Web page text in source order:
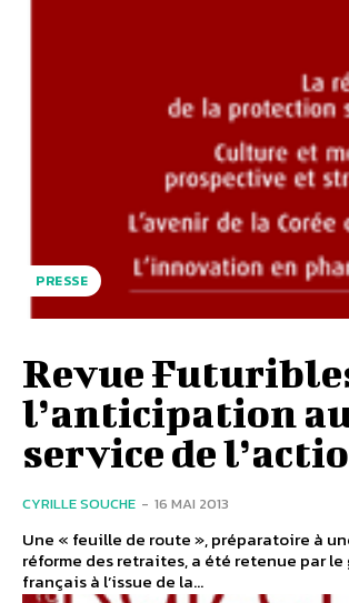
PRESSE
Revue
l’anticipation
service de
CYRILLE SOUCHE - 16 MAI 2013
Une « feuille de route », préparatoire à
réforme des retraites, a été retenue par
français à l’issue de la...